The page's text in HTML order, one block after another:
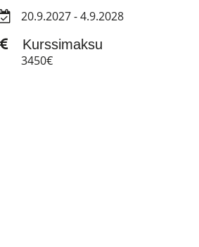
20.9.2027 - 4.9.2028
Kurssimaksu
3450€